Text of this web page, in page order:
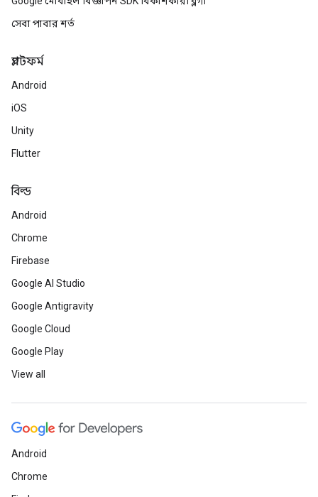
সেবা পাবার শর্ত
প্ল্যাটফর্ম
Android
iOS
Unity
Flutter
বিল্ড
Android
Chrome
Firebase
Google AI Studio
Google Antigravity
Google Cloud
Google Play
View all
Android
Chrome